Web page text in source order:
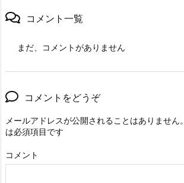
コメント一覧
まだ、コメントがありません
コメントをどうぞ
メールアドレスが公開されることはありません。
は必須項目です
コメント